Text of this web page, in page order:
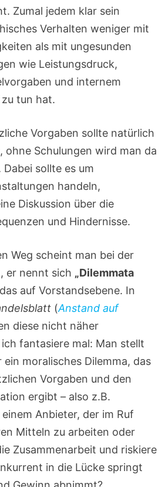
Zumal jedem klar sein
Verhalten weniger mit
als mit ungesunden
wie Leistungsdruck,
und internem
tun hat.
Vorgaben sollte natürlich
Schulungen wird man da
sollte es um
handeln,
Diskussion über die
und Hindernisse.
Weg scheint man bei der
er nennt sich „Dilemmata
auf Vorstandsebene. In
(Anstand auf
diese nicht näher
fantasiere mal: Man stellt
ein moralisches Dilemma, das
Vorgaben und den
ergibt – also z.B.
Anbieter, der im Ruf
Mitteln zu arbeiten oder
Zusammenarbeit und riskiere
in die Lücke springt